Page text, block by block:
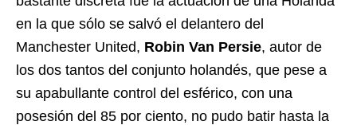
en la que sólo se salvó el delantero del
Manchester United, Robin Van Persie, autor de
los dos tantos del conjunto holandés, que pese a
su apabullante control del esférico, con una
posesión del 85 por ciento, no pudo batir hasta la